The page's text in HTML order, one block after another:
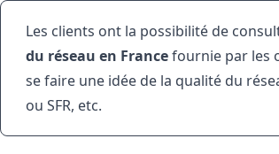
Les clients ont la possibilité de
du réseau en Francefournie par les
se faire une idée de la qualité du
ou SFR, etc.